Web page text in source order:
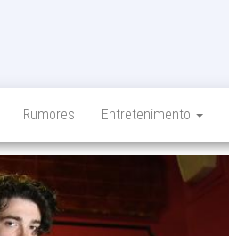
Rumores Entretenimento